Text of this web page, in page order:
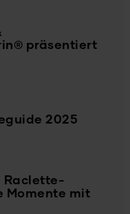
präsentiert
2025
Raclette-
Momente mit